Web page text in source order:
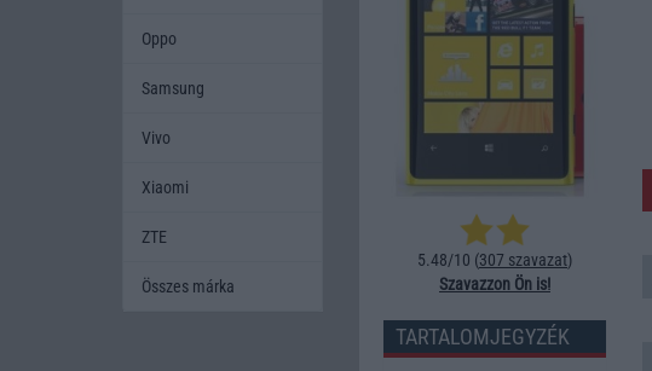
5.48/10 (307 szavazat)
Szavazzon Ön is!
TARTALOMJEGYZÉK
Oppo
Samsung
Vivo
Xiaomi
ZTE
Összes márka